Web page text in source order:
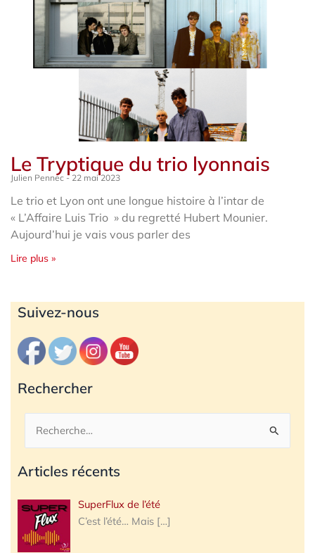
Le Tryptique du trio lyonnais
Julien Pennec 22 mai 2023
Le trio et Lyon ont une longue histoire à l’intar de
« L’Affaire Luis Trio » du regretté Hubert Mounier.
Aujourd’hui je vais vous parler des
Lire plus »
Suivez-nous
Rechercher
Rechercher :
Articles récents
SuperFlux de l’été
C’est l’été… Mais […]
Archives